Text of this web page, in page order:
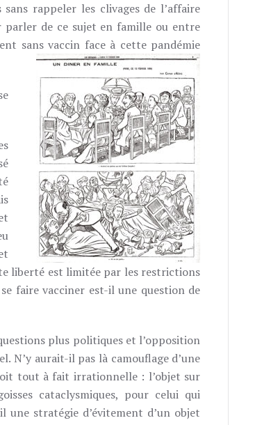
rappeler les clivages de l’affaire
parler de ce sujet en famille ou entre
sans vaccin face à cette pandémie
liberté est limitée par les restrictions
faire vacciner est-il une question de
plus politiques et l’opposition
N’y aurait-il pas là camouflage d’une
tout à fait irrationnelle : l’objet sur
cataclysmiques, pour celui qui
une stratégie d’évitement d’un objet